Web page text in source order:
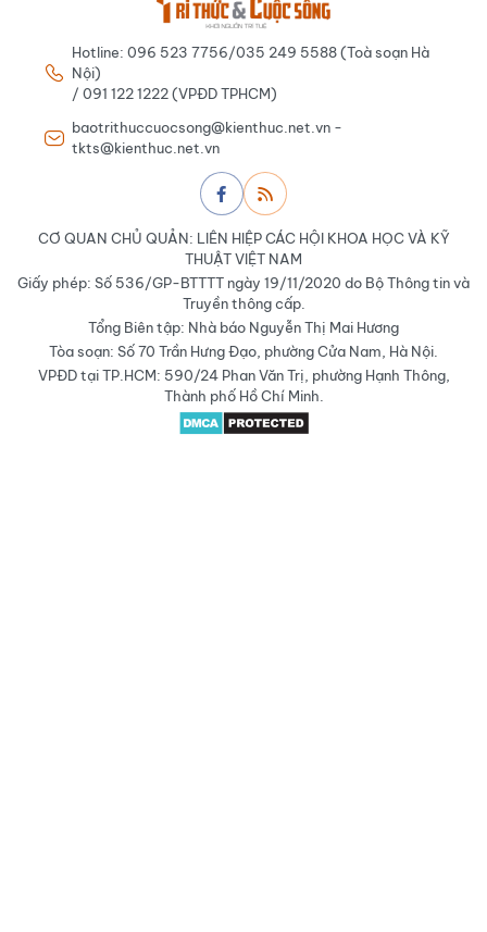
Hotline: 096 523 7756/035 249 5588 (Toà soạn Hà
Nội)
/ 091 122 1222 (VPĐD TPHCM)
baotrithuccuocsong@kienthuc.net.vn -
tkts@kienthuc.net.vn
CƠ QUAN CHỦ QUẢN: LIÊN HIỆP CÁC HỘI KHOA HỌC VÀ KỸ
THUẬT VIỆT NAM
Giấy phép: Số 536/GP-BTTTT ngày 19/11/2020 do Bộ Thông tin và
Truyền thông cấp.
Tổng Biên tập: Nhà báo Nguyễn Thị Mai Hương
Tòa soạn: Số 70 Trần Hưng Đạo, phường Cửa Nam, Hà Nội.
VPĐD tại TP.HCM: 590/24 Phan Văn Trị, phường Hạnh Thông,
Thành phố Hồ Chí Minh.